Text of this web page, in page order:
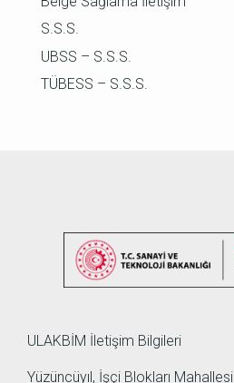
S.S.S.
UBSS – S.S.S.
TÜBESS – S.S.S.
ULAKBİM İletişim Bilgileri
Yüzüncüyıl, İşçi Blokları Mahallesi